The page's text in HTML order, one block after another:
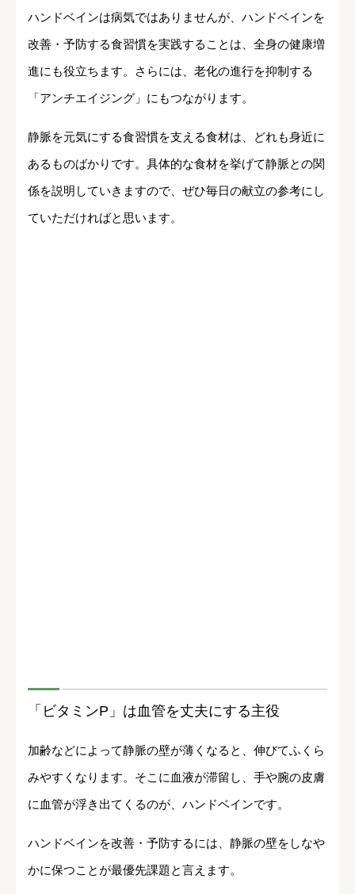
ハンドベインは病気ではありませんが、ハンドベインを
改善・予防する食習慣を実践することは、全身の健康増
進にも役立ちます。さらには、老化の進行を抑制する
「アンチエイジング」にもつながります。
静脈を元気にする食習慣を支える食材は、どれも身近に
あるものばかりです。具体的な食材を挙げて静脈との関
係を説明していきますので、ぜひ毎日の献立の参考にし
ていただければと思います。
「ビタミンP」は血管を丈夫にする主役
加齢などによって静脈の壁が薄くなると、伸びてふくら
みやすくなります。そこに血液が滞留し、手や腕の皮膚
に血管が浮き出てくるのが、ハンドベインです。
ハンドベインを改善・予防するには、静脈の壁をしなや
かに保つことが最優先課題と言えます。